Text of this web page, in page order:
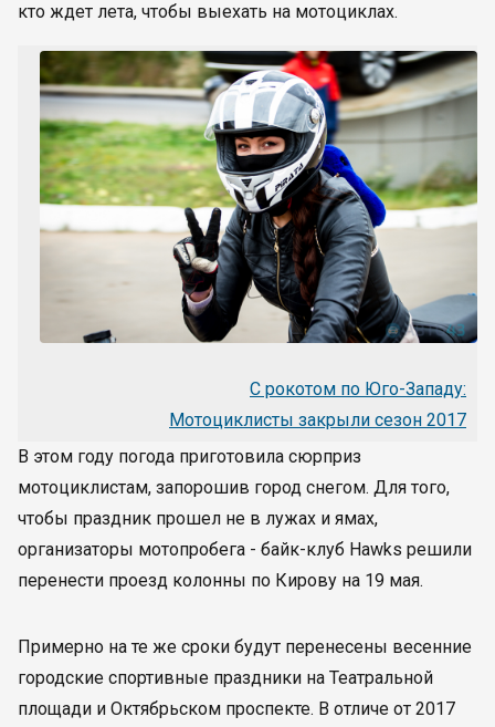
кто ждет лета, чтобы выехать на мотоциклах.
С рокотом по Юго-Западу:
Мотоциклисты закрыли сезон 2017
В этом году погода приготовила сюрприз
мотоциклистам, запорошив город снегом. Для того,
чтобы праздник прошел не в лужах и ямах,
организаторы мотопробега - байк-клуб Hawks решили
перенести проезд колонны по Кирову на 19 мая.
Примерно на те же сроки будут перенесены весенние
городские спортивные праздники на Театральной
площади и Октябрьском проспекте. В отличе от 2017